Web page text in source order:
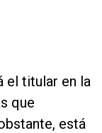
el titular en la
que
está